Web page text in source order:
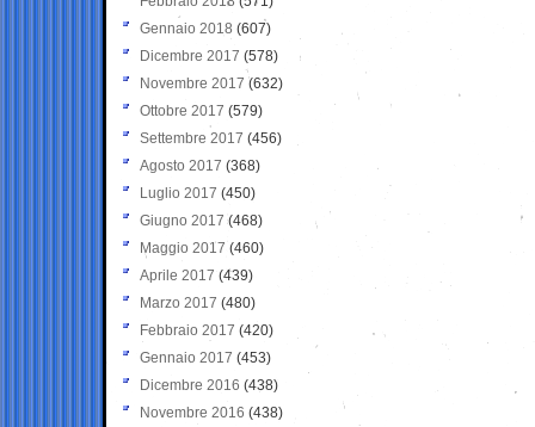
Gennaio 2018 (607)
Dicembre 2017 (578)
Novembre 2017 (632)
Ottobre 2017 (579)
Settembre 2017 (456)
Agosto 2017 (368)
Luglio 2017 (450)
Giugno 2017 (468)
Maggio 2017 (460)
Aprile 2017 (439)
Marzo 2017 (480)
Febbraio 2017 (420)
Gennaio 2017 (453)
Dicembre 2016 (438)
Novembre 2016 (438)